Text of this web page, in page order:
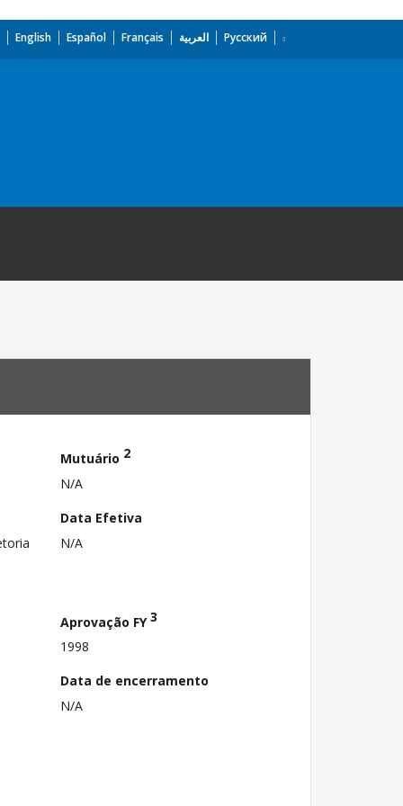
English Español Français العربية Русский
Mutuário 2
N/A
Data Efetiva
N/A
Aprovação FY3
1998
Data de encerramento
N/A